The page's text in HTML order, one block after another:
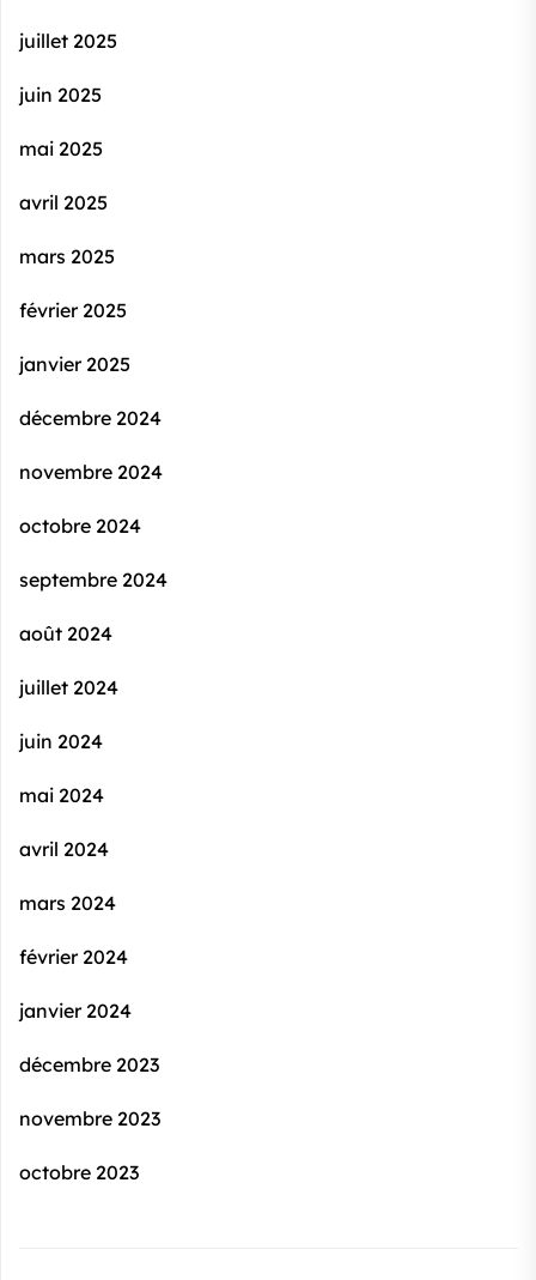
juillet 2025
juin 2025
mai 2025
avril 2025
mars 2025
février 2025
janvier 2025
décembre 2024
novembre 2024
octobre 2024
septembre 2024
août 2024
juillet 2024
juin 2024
mai 2024
avril 2024
mars 2024
février 2024
janvier 2024
décembre 2023
novembre 2023
octobre 2023